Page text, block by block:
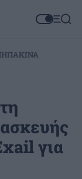
ΗΠΑΚΙΝΑ
για